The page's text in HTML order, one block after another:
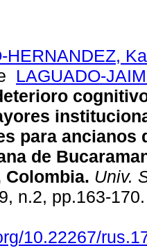
HERNANDEZ,
LAGUADO-
para ancianos
de
Colombia. Univ.
n.2, pp.163-
10.22267/